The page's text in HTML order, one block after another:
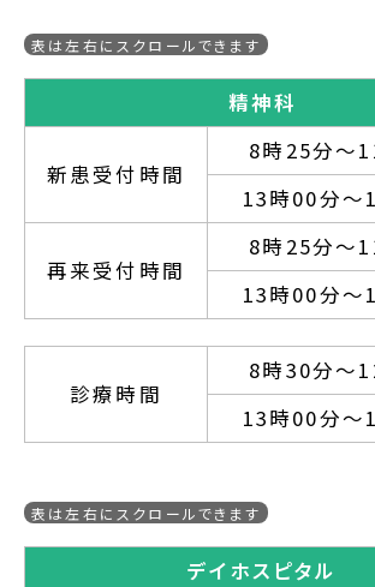
精神科
新患受付時間
8時25分～
13時00分～
再来受付時間
8時25分～
13時00分～
診療時間
8時30分～
13時00分～
デイホスピタル